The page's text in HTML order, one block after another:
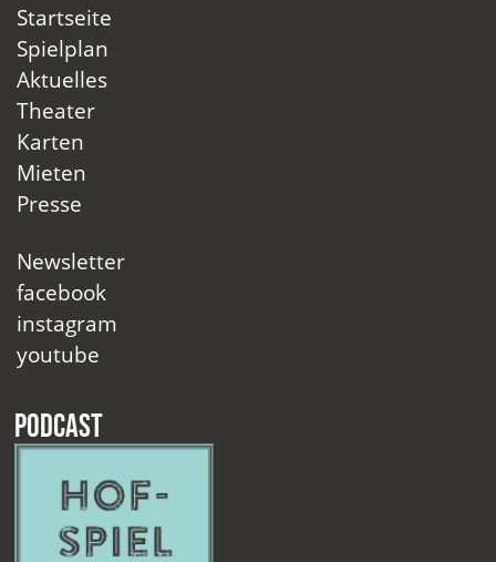
Startseite
Spielplan
Aktuelles
Theater
Karten
Mieten
Presse
Newsletter
facebook
instagram
youtube
Podcast